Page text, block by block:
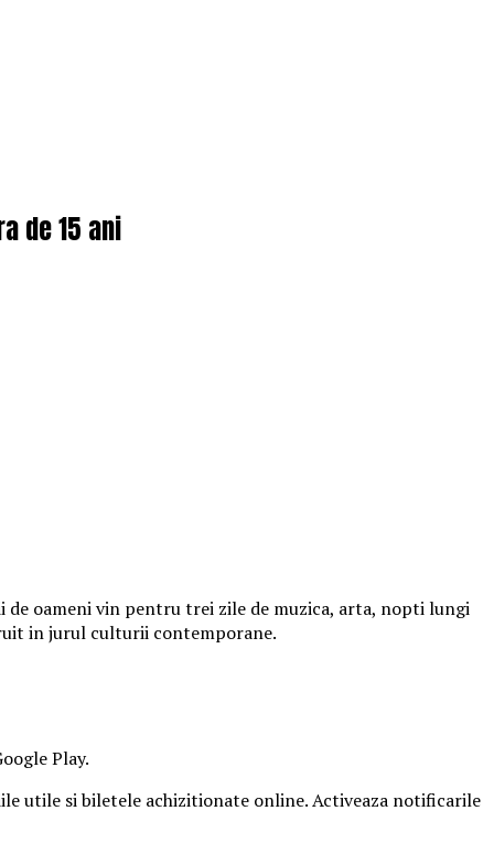
de 15 ani
de oameni vin pentru trei zile de muzica, arta, nopti lungi
in jurul culturii contemporane.
Play.
utile si biletele achizitionate online. Activeaza notificarile